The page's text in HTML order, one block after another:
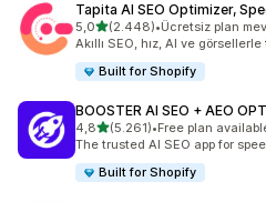
Tapita AI SEO Optimizer,
5,05 yıldız üzerinden
(2.448)
toplam 2448 değerlendirme
•Ücretsiz plan
Akıllı SEO, hız, AI ve
Built for Shopify
BOOSTER AI SEO + AEO
4,85 yıldız üzerinden
(5.261)
toplam 5261 değerlendirme
•Free plan
The trusted AI SEO app for
Built for Shopify